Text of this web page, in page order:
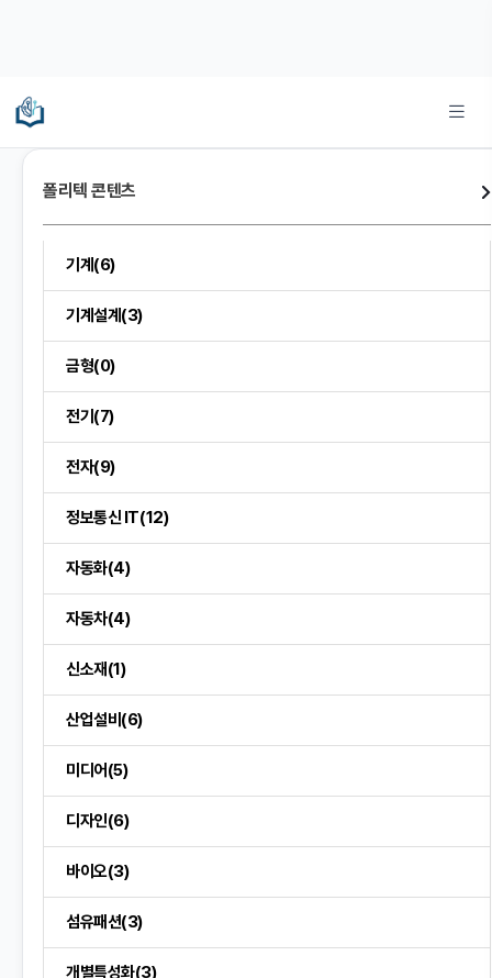
폴리텍 콘텐츠
기계(6)
기계설계(3)
금형(0)
전기(7)
전자(9)
정보통신 IT(12)
자동화(4)
자동차(4)
신소재(1)
산업설비(6)
미디어(5)
디자인(6)
바이오(3)
섬유패션(3)
개별특성화(3)